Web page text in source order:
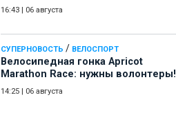
16:43 06 августа
СУПЕРНОВОСТЬ / ВЕЛОСПОРТ
Велосипедная гонка Apricot
Marathon Race: нужны волонтеры!
14:25 06 августа